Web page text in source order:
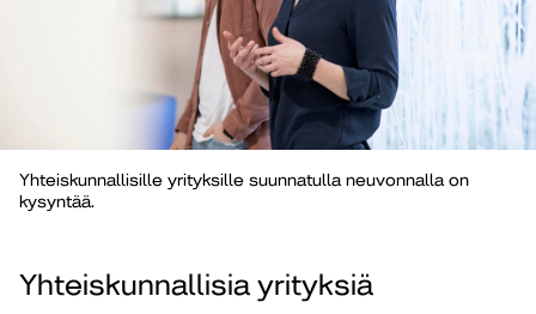
Yhteiskunnallisille yrityksille suunnatulla neuvonnalla on
kysyntää.
Yhteiskunnallisia yrityksiä